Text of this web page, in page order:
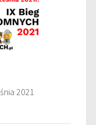
2021